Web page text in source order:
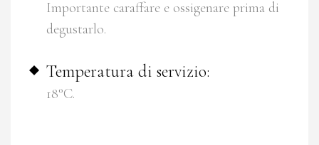
Importante caraffare e ossigenare prima di
degustarlo.
Temperatura di servizio:
18°C.